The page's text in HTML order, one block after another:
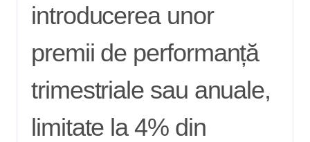
introducerea unor
premii de performanță
trimestriale sau anuale,
limitate la 4% din